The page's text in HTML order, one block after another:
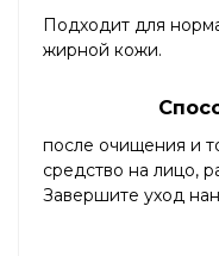
Подходит для
жирной кожи.
после очищения и
средство на лицо,
Завершите уход